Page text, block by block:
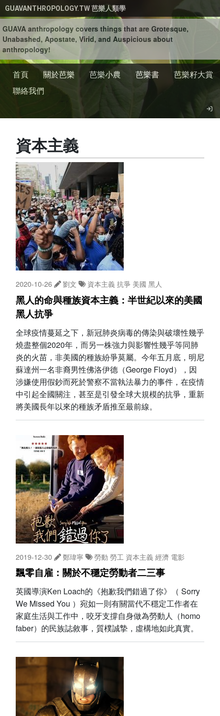
移至主內容
GUAVANTHROPOLOGY.TW 芭樂人類學
GUAVA anthropology covers things that are Grotesque,
Unabashed, Apostate, Virid, and Auspicious about
anthropology!
首頁 關於芭樂 芭樂小農 芭樂書
芭樂籽大賞
聯絡我們
資本主義
2020-10-26 劉文 資本主義抗爭 美國 黑人
黑人的命與種族資本主義：半世紀以來的美國
黑人抗爭
全球疫情蔓延之下，新冠肺炎病毒的傳染與破壞性幾乎
燒盡整個2020年，而另一株強力與影響性幾乎等同肺
炎的火苗，非美國的種族紛爭莫屬。今年五月底，明尼
蘇達州一名非裔男性佛洛伊德（George Floyd），因
涉嫌使用假鈔而死於警察不當執法暴力的事件，在疫情
中引起全國關注，甚至是引發全球大規模的抗爭，重新
將美國長年以來的種族矛盾推至最前線。
2019-12-30 鄭瑋寧 勞動 勞工 資本主義經濟 電影
飄零自雇：關於不穩定勞動者二三事
英國導演Ken Loach的《抱歉我們錯過了你》（ Sorry
We Missed You ）宛如一則有關當代不穩定工作者在
家庭生活與工作中，咬牙支撐自身做為勞動人（homo
faber）的民族誌敘事，質樸誠摯，虛構地如此真實。